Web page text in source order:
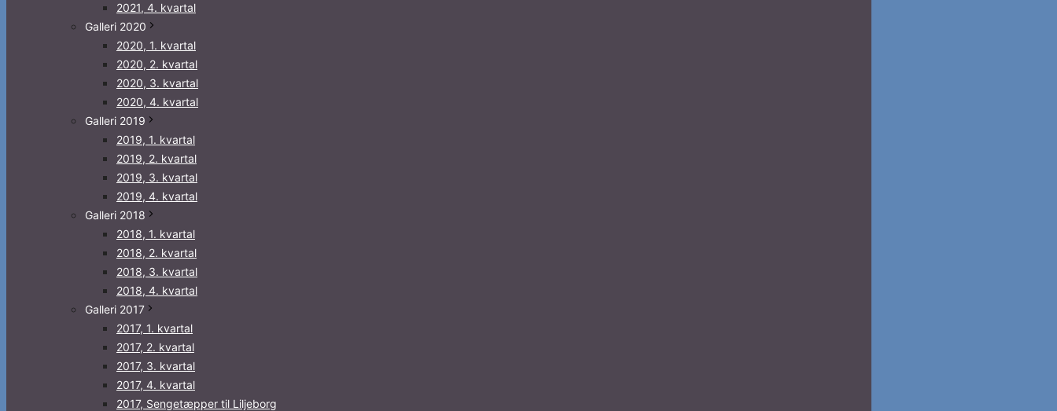
2021, 4. kvartal
Galleri 2020
2020, 1. kvartal
2020, 2. kvartal
2020, 3. kvartal
2020, 4. kvartal
Galleri 2019
2019, 1. kvartal
2019, 2. kvartal
2019, 3. kvartal
2019, 4. kvartal
Galleri 2018
2018, 1. kvartal
2018, 2. kvartal
2018, 3. kvartal
2018, 4. kvartal
Galleri 2017
2017, 1. kvartal
2017, 2. kvartal
2017, 3. kvartal
2017, 4. kvartal
2017, Sengetæpper til Liljeborg